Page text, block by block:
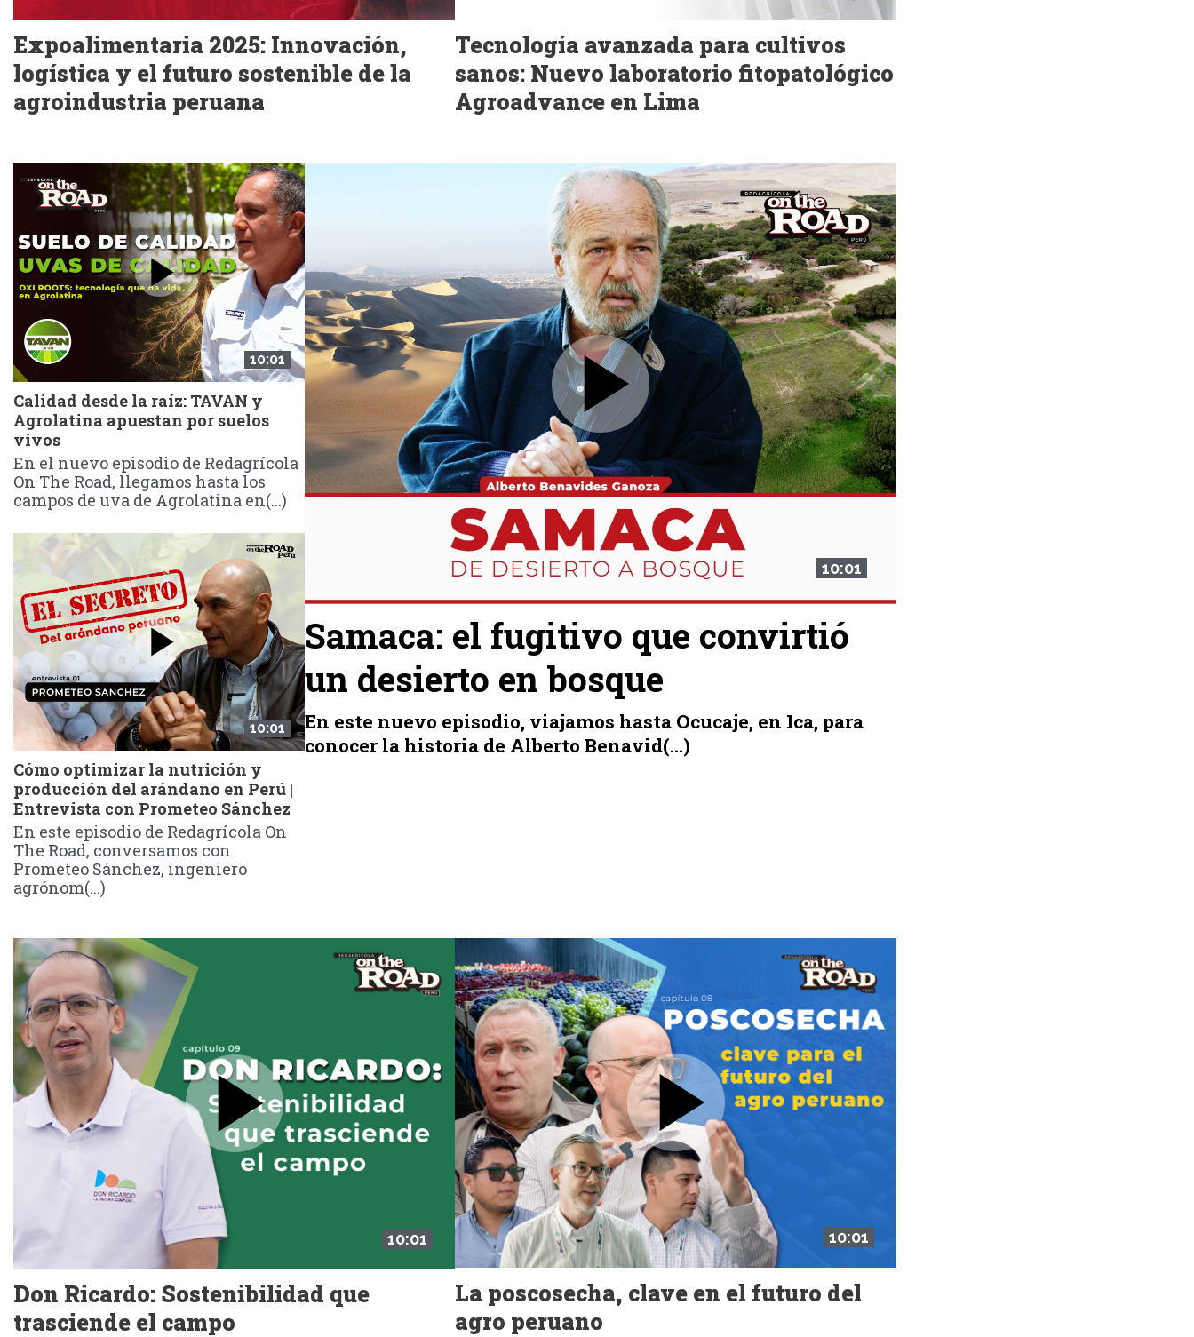
Expoalimentaria 2025: Innovación,
logística y el futuro sostenible de la
agroindustria peruana
Tecnología avanzada para cultivos
sanos: Nuevo laboratorio fitopatológico
Agroadvance en Lima
10:01
Calidad desde la raíz: TAVAN y
Agrolatina apuestan por suelos
vivos
En el nuevo episodio de Redagrícola
On The Road, llegamos hasta los
campos de uva de Agrolatina en(...)
10:01
Cómo optimizar la nutrición y
producción del arándano en Perú |
Entrevista con Prometeo Sánchez
En este episodio de Redagrícola On
The Road, conversamos con
Prometeo Sánchez, ingeniero
agrónom(...)
10:01
Samaca: el fugitivo que convirtió
un desierto en bosque
En este nuevo episodio, viajamos hasta Ocucaje, en Ica, para
conocer la historia de Alberto Benavid(...)
10:01
Don Ricardo: Sostenibilidad que
trasciende el campo
10:01
La poscosecha, clave en el futuro del
agro peruano